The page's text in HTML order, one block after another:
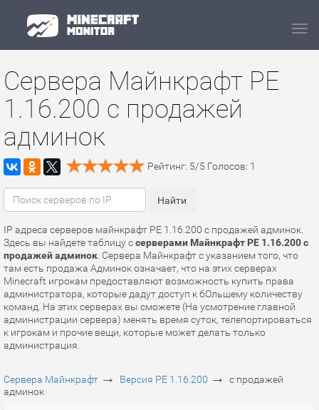
Сервера Майнкрафт PE
1.16.200 с продажей
админок
Рейтинг: 5/5 Голосов: 1
IP адреса серверов майнкрафт PE 1.16.200 с продажей админок.
Здесь вы найдете таблицу ссерверами Майнкрафт PE 1.16.200 с
продажей админок . Сервера Майнкрафт с указанием того, что
там есть продажа Админок означает, что на этих серверах
Minecraft игрокам предоставляют возможность купить права
администратора, которые дадут доступ к бОльшему количеству
команд. На этих серверах вы сможете (На усмотрение главной
администрации сервера) менять время суток, телепортироваться
к игрокам и прочие вещи, которые может делать только
администрация.
Сервера Майнкрафт → Версия PE 1.16.200 →
с продажей
админок